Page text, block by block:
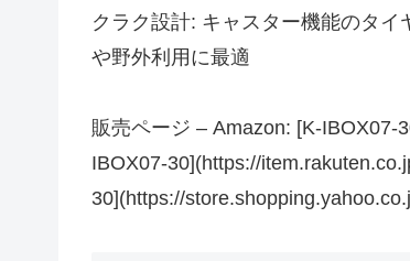
クラク設計: キャスター機能のタ
や野外利用に最適
販売ページ – Amazon: [K-IBOX07-
IBOX07-30](https://
30](https://